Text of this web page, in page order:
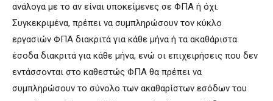
ανάλογα με το αν είναι υποκείμενες σε ΦΠΑ ή όχι.
Συγκεκριμένα, πρέπει να συμπληρώσουν τον κύκλο
εργασιών ΦΠΑ διακριτά για κάθε μήνα ή τα ακαθάριστα
έσοδα διακριτά για κάθε μήνα, ενώ οι επιχειρήσεις που δεν
εντάσσονται στο καθεστώς ΦΠΑ θα πρέπει να
συμπληρώσουν το σύνολο των ακαθαρίστων εσόδων του